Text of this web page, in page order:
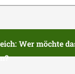
Wer möchte